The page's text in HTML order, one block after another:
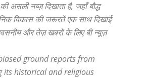
असली नब्ज़ दिखाता है, जहाँ बौद्ध
विकास की जरूरतें एक साथ दिखाई
और तेज़ खबरों के लिए बी न्यूज़
ground reports from
its historical and religious